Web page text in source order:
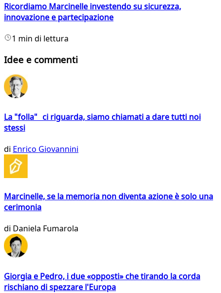
Ricordiamo Marcinelle investendo su sicurezza,
innovazione e partecipazione
1 min di lettura
Idee e commenti
La "folla" ci riguarda, siamo chiamati a dare tutti noi
stessi
di Enrico Giovannini
Marcinelle, se la memoria non diventa azione è solo una
cerimonia
di Daniela Fumarola
Giorgia e Pedro, i due «opposti» che tirando la corda
rischiano di spezzare l'Europa